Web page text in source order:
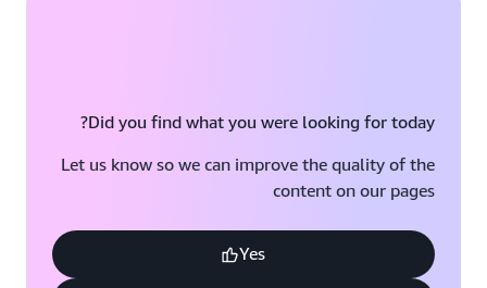
Did you find what you were looking for today?
Let us know so we can improve the quality of the
content on our pages
Yes